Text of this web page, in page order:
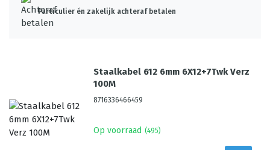
Particulier én zakelijk achteraf betalen
Staalkabel 612 6mm 6X12+7Twk Verz
100M
8716336466459
Op voorraad (495)